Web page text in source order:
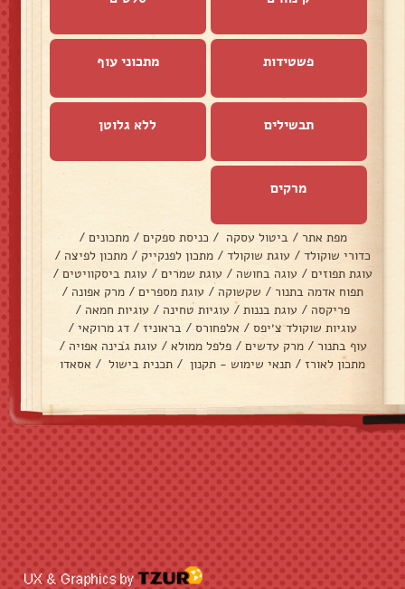
פשטידות מתכוני עוף
תבשילים ללא גלוטן
מרקים
מפת אתר / ביטול עסקה / כניסת ספקים / מתכונים /
כדורי שוקולד / עוגת שוקולד / מתכון לפנקייק / מתכון לפיצה /
עוגת תפוזים / עוגה בחושה / עוגת שמרים / עוגת ביסקוויטים /
תפוח אדמה בתנור/ שקשוקה / עוגת מספרים / מרק אפונה /
פריקסה / עוגת בננות / עוגיות טחינה / עוגיות חמאה /
עוגיות שוקולד צ׳יפס / אלפחורס / בראוניז / דג מרוקאי /
עוף בתנור / מרק עדשים / פלפל ממולא / עוגת גבינה אפויה /
מתכון לאורז / תנאי שימוש - תקנון / תכנית בישול / אסאדו